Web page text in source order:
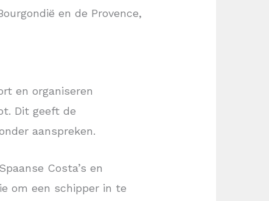
en de Provence,
en organiseren
Dit geeft de
aanspreken.
Costa’s en
om een schipper in te